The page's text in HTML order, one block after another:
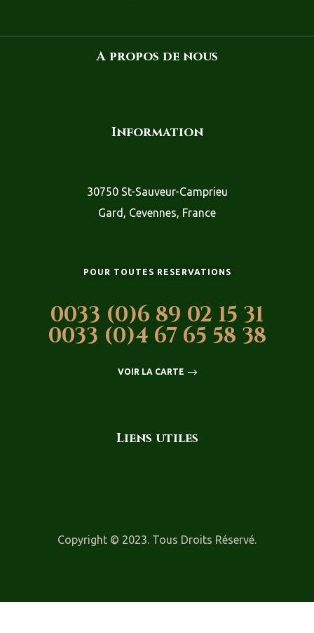
A propos de nous
Information
30750 St-Sauveur-Camprieu
Gard, Cevennes, France
POUR TOUTES RESERVATIONS
0033 (0)6 89 02 15 31
0033 (0)4 67 65 58 38
VOIR LA CARTE
Liens utiles
Copyright © 2023. Tous Droits Réservé.